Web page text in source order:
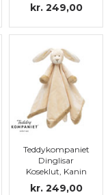
kr. 249,00
Teddykompaniet
Dinglisar
Koseklut, Kanin
kr. 249,00